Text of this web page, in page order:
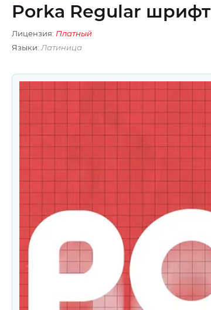
Porka Regular шрифт
Лицензия: Платный
Языки: Латиница